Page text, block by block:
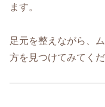
ます。
足元を整えながら、
方を見つけてみてくだ